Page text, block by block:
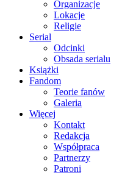
Organizacje
Lokacje
Religie
Serial
Odcinki
Obsada serialu
Książki
Fandom
Teorie fanów
Galeria
Więcej
Kontakt
Redakcja
Współpraca
Partnerzy
Patroni